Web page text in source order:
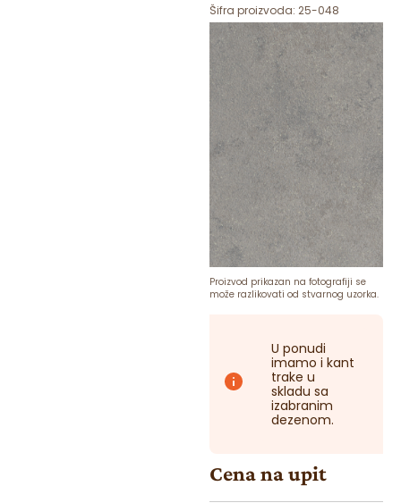
Šifra proizvoda: 25-048
Proizvod prikazan na fotografiji se
može razlikovati od stvarnog uzorka.
U ponudi
imamo i kant
trake u
skladu sa
izabranim
dezenom.
Cena na upit